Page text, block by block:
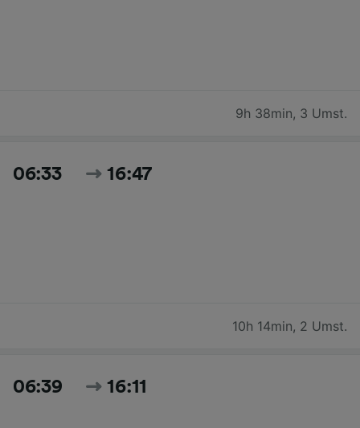
9h 38min, 3 Umst.
06:33 16:47
10h 14min, 2 Umst.
06:39 16:11